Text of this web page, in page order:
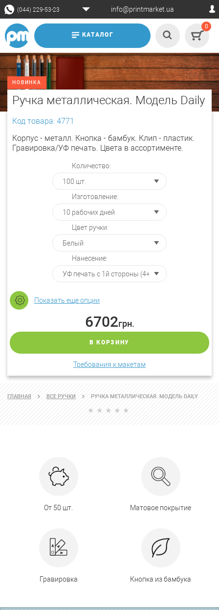
(044) 229-53-23 info@printmarket.ua
КАТАЛОГ
0
Ручка металлическая. Модель Daily
Код товара: 4771
Корпус - металл. Кнопка - бамбук. Клип - пластик.
Гравировка/УФ печать. Цвета в ассортименте.
Количество:
Изготовление:
Цвет ручки:
Нанесение:
Показать еще опции
6702грн.
В КОРЗИНУ
Требования к макетам
НОВИНКА
ГЛАВНАЯ ВСЕ РУЧКИ РУЧКА МЕТАЛЛИЧЕСКАЯ. МОДЕЛЬ DAILY
От 50 шт. Матовое покрытие
Гравировка Кнопка из бамбука